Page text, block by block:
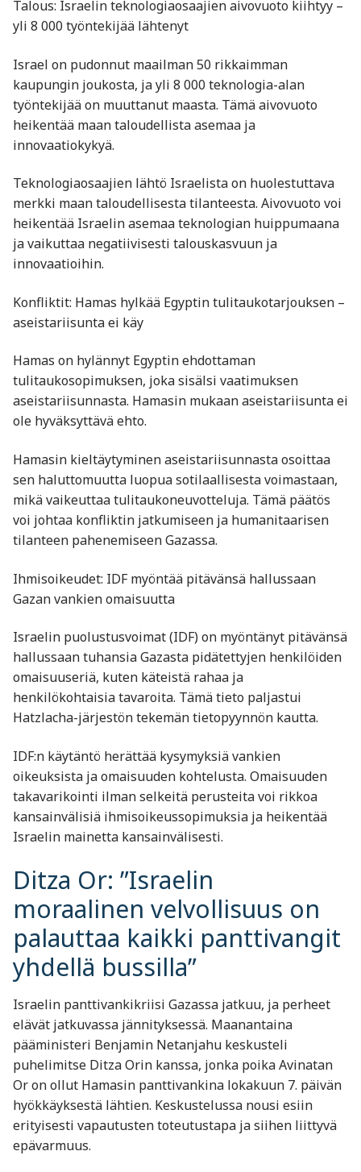
Talous: Israelin teknologiaosaajien aivovuoto kiihtyy –
yli 8 000 työntekijää lähtenyt
Israel on pudonnut maailman 50 rikkaimman
kaupungin joukosta, ja yli 8 000 teknologia-alan
työntekijää on muuttanut maasta. Tämä aivovuoto
heikentää maan taloudellista asemaa ja
innovaatiokykyä.
Teknologiaosaajien lähtö Israelista on huolestuttava
merkki maan taloudellisesta tilanteesta. Aivovuoto voi
heikentää Israelin asemaa teknologian huippumaana
ja vaikuttaa negatiivisesti talouskasvuun ja
innovaatioihin.​
Konfliktit: Hamas hylkää Egyptin tulitaukotarjouksen –
aseistariisunta ei käy
Hamas on hylännyt Egyptin ehdottaman
tulitaukosopimuksen, joka sisälsi vaatimuksen
aseistariisunnasta. Hamasin mukaan aseistariisunta ei
ole hyväksyttävä ehto.
Hamasin kieltäytyminen aseistariisunnasta osoittaa
sen haluttomuutta luopua sotilaallisesta voimastaan,
mikä vaikeuttaa tulitaukoneuvotteluja. Tämä päätös
voi johtaa konfliktin jatkumiseen ja humanitaarisen
tilanteen pahenemiseen Gazassa.
Ihmisoikeudet: IDF myöntää pitävänsä hallussaan
Gazan vankien omaisuutta
Israelin puolustusvoimat (IDF) on myöntänyt pitävänsä
hallussaan tuhansia Gazasta pidätettyjen henkilöiden
omaisuuseriä, kuten käteistä rahaa ja
henkilökohtaisia tavaroita. Tämä tieto paljastui
Hatzlacha-järjestön tekemän tietopyynnön kautta.
IDF:n käytäntö herättää kysymyksiä vankien
oikeuksista ja omaisuuden kohtelusta. Omaisuuden
takavarikointi ilman selkeitä perusteita voi rikkoa
kansainvälisiä ihmisoikeussopimuksia ja heikentää
Israelin mainetta kansainvälisesti.​
Ditza Or: ”Israelin
moraalinen velvollisuus on
palauttaa kaikki panttivangit
yhdellä bussilla”
Israelin panttivankikriisi Gazassa jatkuu, ja perheet
elävät jatkuvassa jännityksessä. Maanantaina
pääministeri Benjamin Netanjahu keskusteli
puhelimitse Ditza Orin kanssa, jonka poika Avinatan
Or on ollut Hamasin panttivankina lokakuun 7. päivän
hyökkäyksestä lähtien. Keskustelussa nousi esiin
erityisesti vapautusten toteutustapa ja siihen liittyvä
epävarmuus.